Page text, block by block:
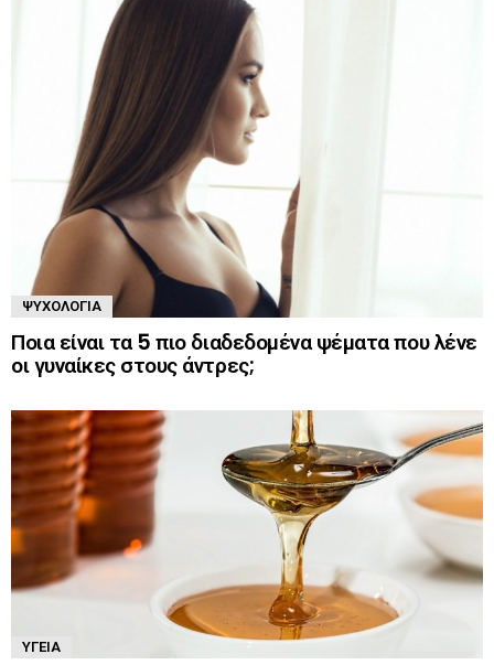
ΨΥΧΟΛΟΓΊΑ
Ποια είναι τα 5 πιο διαδεδομένα ψέματα που λένε
οι γυναίκες στους άντρες;
ΥΓΕΊΑ